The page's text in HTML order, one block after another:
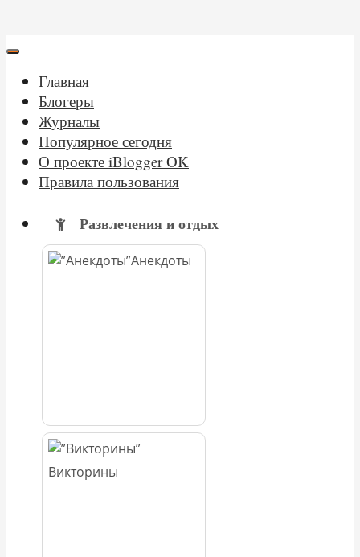
Главная
Блогеры
Журналы
Популярное сегодня
О проекте iBlogger OK
Правила пользования
Развлечения и отдых
Анекдоты
Викторины